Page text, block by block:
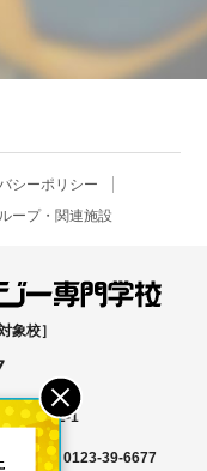
シーポリシー
ープ・関連施設
象校］
野北2-12-1
FAX 0123-39-6677